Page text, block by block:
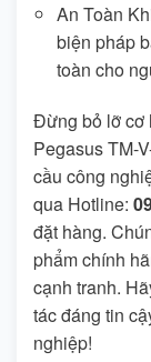
An Toàn
biện pháp
toàn cho
Đừng bỏ lỡ cơ
Pegasus TM-
cầu công
qua Hotline:
đặt hàng.
phẩm chính
cạnh tranh.
tác đáng tin
nghiệp!